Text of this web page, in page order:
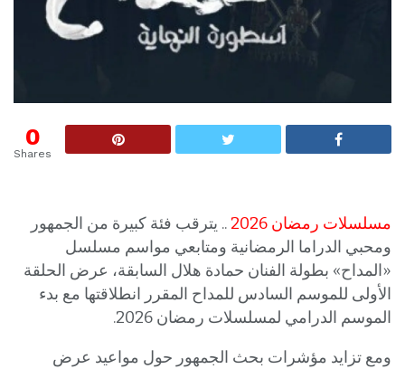
0
Shares
مسلسلات رمضان 2026
.. يترقب فئة كبيرة من الجمهور
ومحبي الدراما الرمضانية ومتابعي مواسم مسلسل
«المداح» بطولة الفنان حمادة هلال السابقة، عرض الحلقة
الأولى للموسم السادس للمداح المقرر انطلاقتها مع بدء
الموسم الدرامي لمسلسلات رمضان 2026.
ومع تزايد مؤشرات بحث الجمهور حول مواعيد عرض